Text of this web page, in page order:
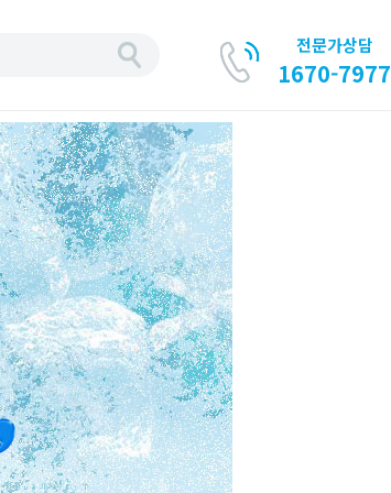
전문가상담
1670-7977